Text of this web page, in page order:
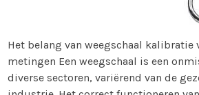
Het belang van weegschaal kalibratie
metingen Een weegschaal is een
diverse sectoren, variërend van de